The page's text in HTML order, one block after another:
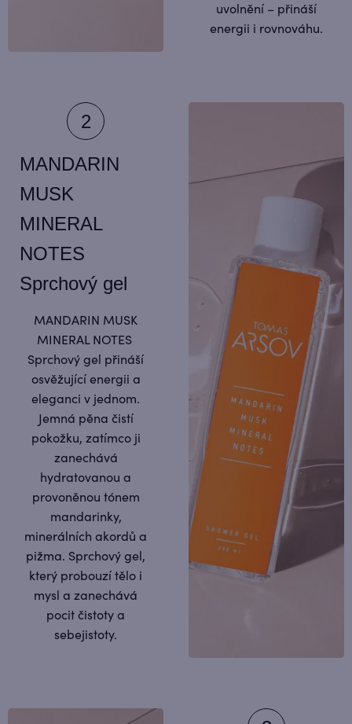
uvolnění – přináší
energii i rovnováhu.
MANDARIN
MUSK
MINERAL
NOTES
Sprchový gel
MANDARIN MUSK
MINERAL NOTES
Sprchový gel přináší
osvěžující energii a
eleganci v jednom.
Jemná pěna čistí
pokožku, zatímco ji
zanechává
hydratovanou a
provoněnou tónem
mandarinky,
minerálních akordů a
pižma. Sprchový gel,
který probouzí tělo i
mysl a zanechává
pocit čistoty a
sebejistoty.